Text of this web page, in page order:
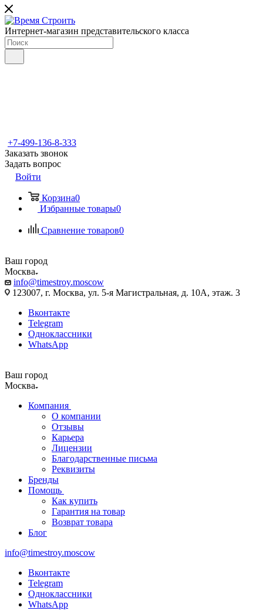
Интернет-магазин представительского класса
+7-499-136-8-333
Заказать звонок
Задать вопрос
Войти
Корзина0
Избранные товары0
Сравнение товаров0
Ваш город
Москва
info@timestroy.moscow
123007, г. Москва, ул. 5-я Магистральная, д. 10А, этаж. 3
Вконтакте
Telegram
Одноклассники
WhatsApp
Ваш город
Москва
Компания
О компании
Отзывы
Карьера
Лицензии
Благодарственные письма
Реквизиты
Бренды
Помощь
Как купить
Гарантия на товар
Возврат товара
Блог
info@timestroy.moscow
Вконтакте
Telegram
Одноклассники
WhatsApp